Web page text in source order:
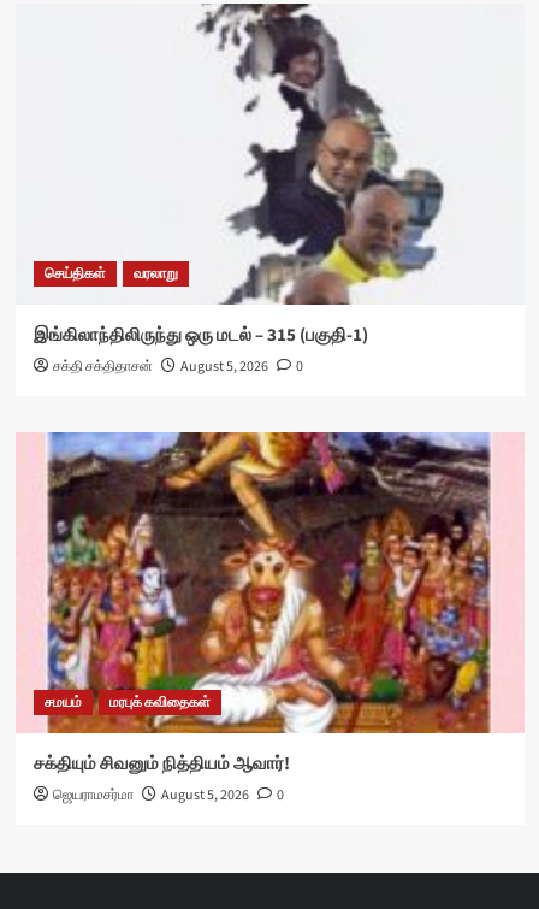
செய்திகள் வரலாறு
இங்கிலாந்திலிருந்து ஒரு மடல் – 315 (பகுதி-1)
சக்தி சக்திதாசன் August 5, 2026 0
சமயம் மரபுக் கவிதைகள்
சக்தியும் சிவனும் நித்தியம் ஆவார்!
ஜெயராமசர்மா August 5, 2026 0